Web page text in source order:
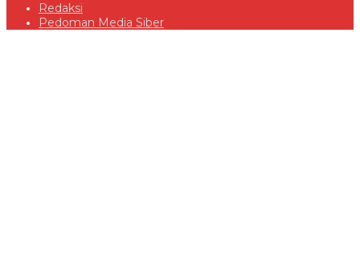
Redaksi
Pedoman Media Siber